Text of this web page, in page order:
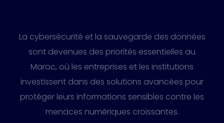
La cybersécurité et la sauvegarde des données
sont devenues des priorités essentielles au
Maroc, où les entreprises et les institutions
investissent dans des solutions avancées pour
protéger leurs informations sensibles contre les
menaces numériques croissantes.